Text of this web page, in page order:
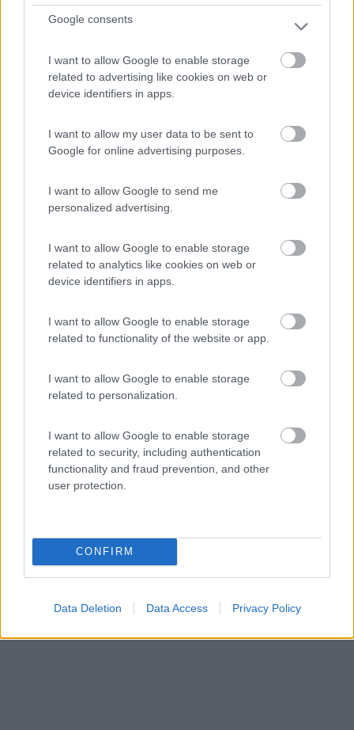
Google consents
I want to allow Google to enable storage
related to advertising like cookies on web or
device identifiers in apps.
I want to allow my user data to be sent to
Google for online advertising purposes.
I want to allow Google to send me
personalized advertising.
I want to allow Google to enable storage
related to analytics like cookies on web or
device identifiers in apps.
I want to allow Google to enable storage
related to functionality of the website or app.
I want to allow Google to enable storage
related to personalization.
I want to allow Google to enable storage
related to security, including authentication
functionality and fraud prevention, and other
user protection.
CONFIRM
Data Deletion Data Access Privacy Policy
Servizi / Posizione
A 18 km da uscita Grottammare a 1 km dal centro di
Contrada Tesino 252
Area di sosta (PS)
0
Servizi / Posizione
Servigliano (AN) - 25.4km
Contrada Commenda, 4